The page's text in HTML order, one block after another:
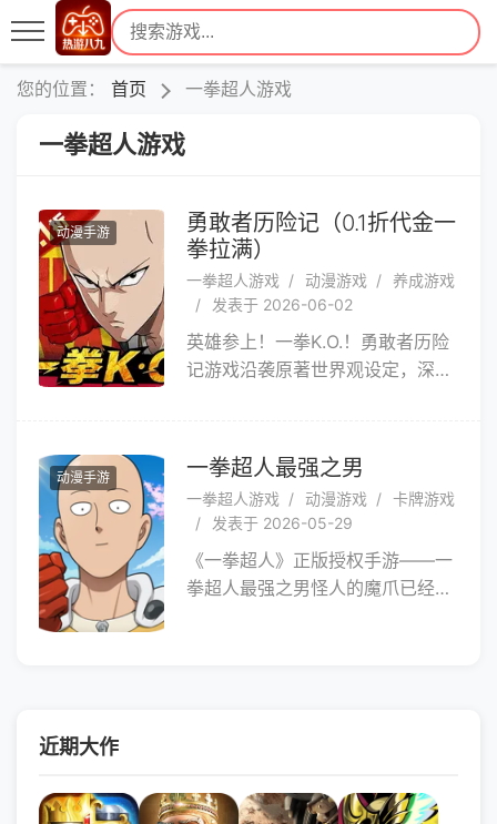
您的位置： 首页 一拳超人游戏
一拳超人游戏
动漫手游
勇敢者历险记（0.1折代金一
拳拉满）
一拳超人游戏 动漫游戏
养成游戏
发表于 2026-06-02
英雄参上！一拳K.O.！勇敢者历险
记游戏沿袭原著世界观设定，深度
验！
动漫手游 一拳超人最强之男
一拳超人游戏 动漫游戏
卡牌游戏
发表于 2026-05-29
《一拳超人》正版授权手游——一
拳超人最强之男怪人的魔爪已经向
近期大作